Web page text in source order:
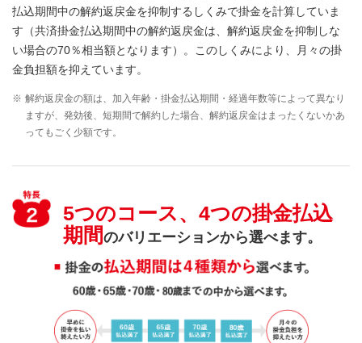
払込期間中の解約返戻金を抑制するしくみで掛金を計算していま
す（共済掛金払込期間中の解約返戻金は、解約返戻金を抑制しな
い場合の70％相当額となります）。このしくみにより、月々の掛
金負担額を抑えています。
※ 解約返戻金の額は、加入年齢・掛金払込期間・経過年数等によって異なり
ますが、発効後、短期間で解約した場合、解約返戻金はまったくないかあ
ってもごく少額です。
5つのコース、4つの掛金払込
期間のバリエーションから選べます。